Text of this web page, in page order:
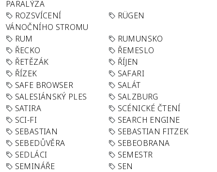
PARALÝZA
ROZSVÍCENÍ
VÁNOČNÍHO STROMU
RÜGEN
RUM
RUMUNSKO
ŘECKO
ŘEMESLO
ŘETĚZÁK
ŘÍJEN
ŘÍZEK
SAFARI
SAFE BROWSER
SALÁT
SALESIÁNSKÝ PLES
SALZBURG
SATIRA
SCÉNICKÉ ČTENÍ
SCI-FI
SEARCH ENGINE
SEBASTIAN
SEBASTIAN FITZEK
SEBEDŮVĚRA
SEBEOBRANA
SEDLÁCI
SEMESTR
SEMINÁŘE
SEN